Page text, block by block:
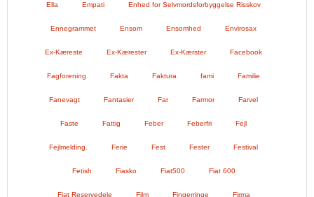
Ella Empati Enhed for Selvmordsforbyggelse Risskov
Ennegrammet Ensom Ensomhed Envirosax
Ex-Kæreste Ex-Kærester Ex-Kærster Facebook
Fagforening Fakta Faktura fami Familie
Fanevagt Fantasier Far Farmor Farvel
Faste Fattig Feber Feberfri Fejl
Fejlmelding. Ferie Fest Fester Festival
Fetish Fiasko Fiat500 Fiat 600
Fiat Reservedele Film Fingerringe Firma